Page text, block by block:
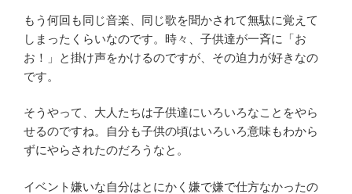
もう何回も同じ音楽、同じ歌を聞かされて無駄に覚えて
しまったくらいなのです。時々、子供達が一斉に「お
お！」と掛け声をかけるのですが、その迫力が好きなの
です。
そうやって、大人たちは子供達にいろいろなことをやら
せるのですね。自分も子供の頃はいろいろ意味もわから
ずにやらされたのだろうなと。
イベント嫌いな自分はとにかく嫌で嫌で仕方なかったの